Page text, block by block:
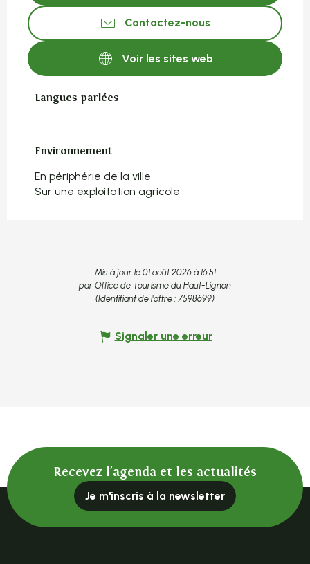
Contactez-nous
Voir les sites web
Langues parlées
Langues parlées
Environnement
Environnement
En périphérie de la ville
Sur une exploitation agricole
Mis à jour le 01 août 2026 à 16:51
par Office de Tourisme du Haut-Lignon
(Identifiant de l'offre : 7598699)
Signaler une erreur
Recevez l'agenda et les actualités
Je m'inscris à la newsletter